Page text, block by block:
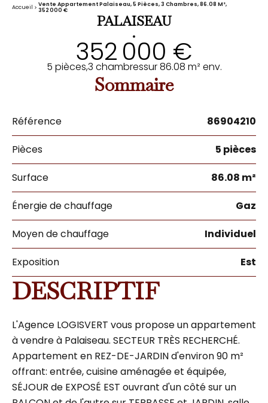
Accueil
Vente Appartement Palaiseau, 5 Pièces, 3 Chambres, 86.08 M²,
352 000 €
PALAISEAU
•
352 000 €
5 pièces,3 chambressur 86.08 m² env.
Sommaire
Référence 86904210
Pièces 5 pièces
Surface 86.08 m²
Énergie de chauffage Gaz
Moyen de chauffage Individuel
Exposition Est
DESCRIPTIF
L'Agence LOGISVERT vous propose un appartement
à vendre à Palaiseau. SECTEUR TRÈS RECHERCHÉ.
Appartement en REZ-DE-JARDIN d'environ 90 m²
offrant: entrée, cuisine aménagée et équipée,
SÉJOUR de EXPOSÉ EST ouvrant d'un côté sur un